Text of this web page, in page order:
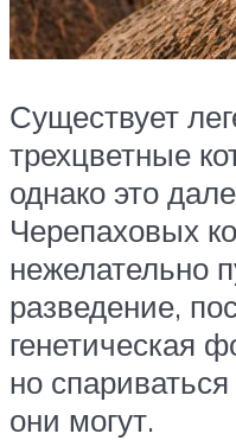
Существует
трехцветные
однако это
Черепаховых
нежелательно
разведение,
генетическая
но
они могут.